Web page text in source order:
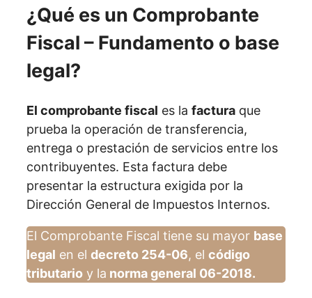
¿Qué es un Comprobante
Fiscal – Fundamento o base
legal?
El comprobante fiscal es la factura que
prueba la operación de transferencia,
entrega o prestación de servicios entre los
contribuyentes. Esta factura debe
presentar la estructura exigida por la
Dirección General de Impuestos Internos.
El Comprobante Fiscal tiene su mayor base
legal en el decreto 254-06, el código
tributario y la norma general 06-2018.